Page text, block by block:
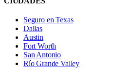
Seguro en Texas
Dallas
Austin
Fort Worth
San Antonio
Río Grande Valley